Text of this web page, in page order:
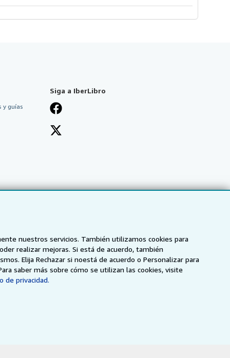
nuestros servicios. También utilizamos cookies para
realizar mejoras. Si está de acuerdo, también
Elija Rechazar si noestá de acuerdo o Personalizar para
saber más sobre cómo se utilizan las cookies, visite
de privacidad.
y guías
Siga a IberLibro